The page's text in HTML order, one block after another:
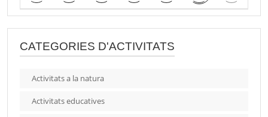
CATEGORIES D'ACTIVITATS
Activitats a la natura
Activitats educatives